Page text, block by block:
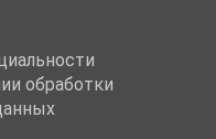
обработки